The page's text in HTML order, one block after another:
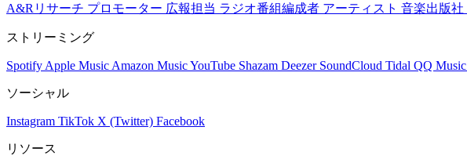
A&Rリサーチ プロモーター 広報担当 ラジオ番組編成者 アーティスト 音楽出版社
ストリーミング
Spotify Apple Music Amazon MusicYouTube Shazam Deezer SoundCloud Tidal QQ Music
ソーシャル
Instagram TikTok X (Twitter) Facebook
リソース